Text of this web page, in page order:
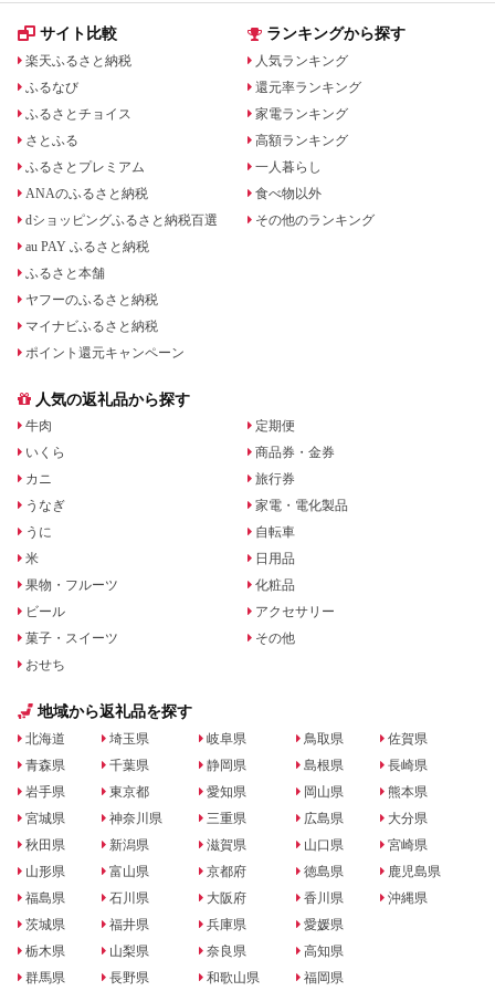
サイト比較
楽天ふるさと納税
ふるなび
ふるさとチョイス
さとふる
ふるさとプレミアム
ANAのふるさと納税
dショッピングふるさと納税百選
au PAY ふるさと納税
ふるさと本舗
ヤフーのふるさと納税
マイナビふるさと納税
ポイント還元キャンペーン
ランキングから探す
人気ランキング
還元率ランキング
家電ランキング
高額ランキング
一人暮らし
食べ物以外
その他のランキング
人気の返礼品から探す
牛肉
いくら
カニ
うなぎ
うに
米
果物・フルーツ
ビール
菓子・スイーツ
おせち
定期便
商品券・金券
旅行券
家電・電化製品
自転車
日用品
化粧品
アクセサリー
その他
地域から返礼品を探す
北海道
青森県
岩手県
宮城県
秋田県
山形県
福島県
茨城県
栃木県
群馬県
埼玉県
千葉県
東京都
神奈川県
新潟県
富山県
石川県
福井県
山梨県
長野県
岐阜県
静岡県
愛知県
三重県
滋賀県
京都府
大阪府
兵庫県
奈良県
和歌山県
鳥取県
島根県
岡山県
広島県
山口県
徳島県
香川県
愛媛県
高知県
福岡県
佐賀県
長崎県
熊本県
大分県
宮崎県
鹿児島県
沖縄県